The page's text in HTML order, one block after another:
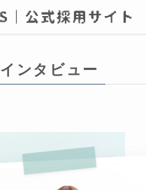
ンタビュー